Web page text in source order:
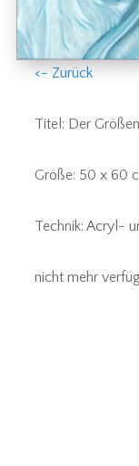
<- Zurück
Titel: Der
Größe: 50 x 60
Technik: Acryl-
nicht mehr